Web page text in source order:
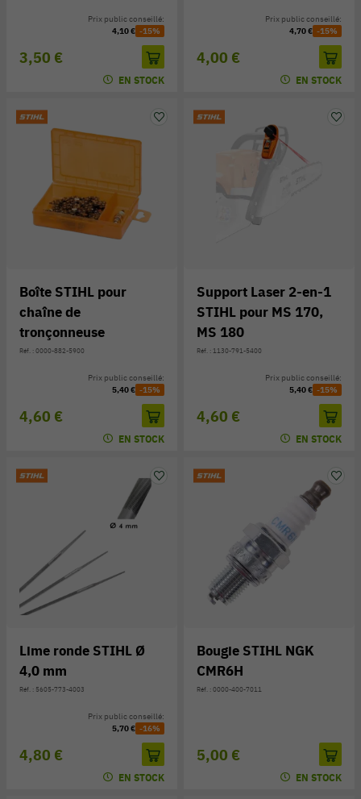
3,50 €
Prix public conseillé:
4,10 € -15%
EN STOCK
4,00 €
Prix public conseillé:
4,70 € -15%
EN STOCK
Boîte STIHL pour
chaîne de
tronçonneuse
Réf. : 0000-882-5900
4,60 €
Prix public conseillé:
5,40 € -15%
EN STOCK
Support Laser 2-en-1
STIHL pour MS 170,
MS 180
Réf. : 1130-791-5400
4,60 €
Prix public conseillé:
5,40 € -15%
EN STOCK
Lime ronde STIHL Ø
4,0 mm
Réf. : 5605-773-4003
4,80 €
Prix public conseillé:
5,70 € -16%
EN STOCK
Bougie STIHL NGK
CMR6H
Réf. : 0000-400-7011
5,00 €
EN STOCK